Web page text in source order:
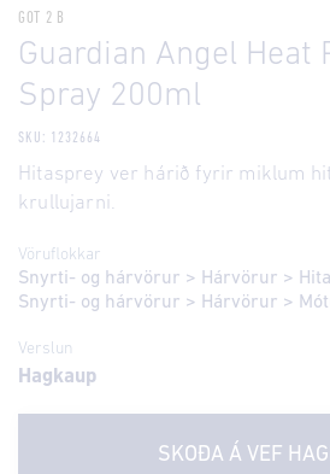
GOT 2 B
Guardian Angel Heat
Spray 200ml
SKU: 1232664
Hitasprey ver hárið fyrir miklum
krullujarni.
Vöruflokkar
Snyrti- og hárvörur > Hárvörur >
Snyrti- og hárvörur > Hárvörur >
Verslun
Hagkaup
SKOÐA Á VEF